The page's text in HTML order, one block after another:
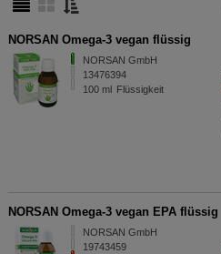
NORSAN Omega-3 vegan flüssig
NORSAN GmbH
13476394
100 ml Flüssigkeit
NORSAN Omega-3 vegan EPA flüssig
NORSAN GmbH
19743459